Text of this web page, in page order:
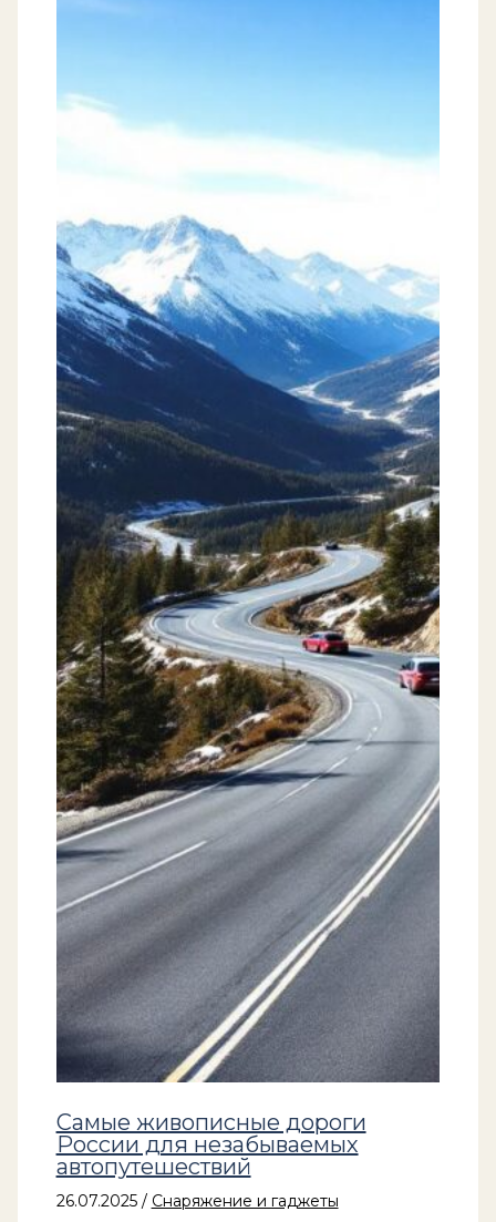
Самые живописные дороги
России для незабываемых
автопутешествий
26.07.2025 / Снаряжение и гаджеты